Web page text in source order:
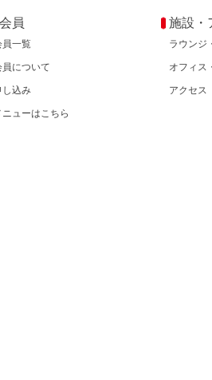
員
員一覧
について
し込み
ューはこちら
施設・
ラウンジ
オフィス
アクセス